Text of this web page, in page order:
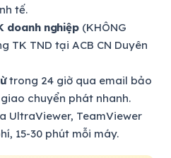
tế.
doanh nghiệp(KHÔNG
TK TND tại ACB CN Duyên
trong 24 giờ qua email bảo
chuyển phát nhanh.
UltraViewer, TeamViewer
15-30 phút mỗi máy.